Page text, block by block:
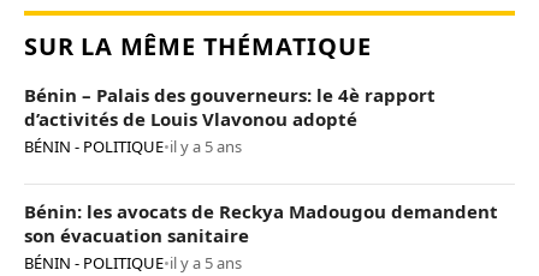
SUR LA MÊME THÉMATIQUE
Bénin – Palais des gouverneurs: le 4è rapport
d’activités de Louis Vlavonou adopté
BÉNIN - POLITIQUE•il y a 5 ans
Bénin: les avocats de Reckya Madougou demandent
son évacuation sanitaire
BÉNIN - POLITIQUE•il y a 5 ans